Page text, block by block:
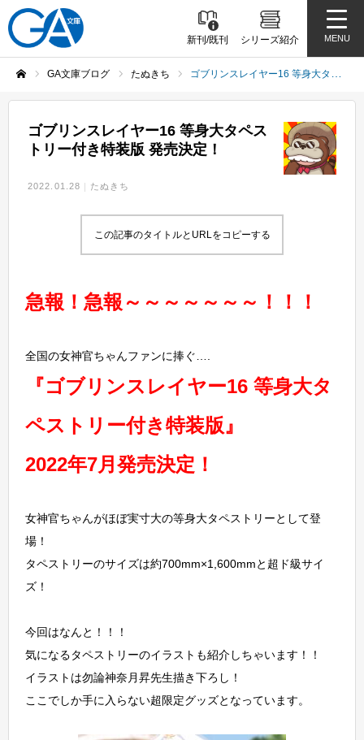
新刊/既刊 シリーズ紹介 MENU
GA文庫ブログ たぬきち ゴブリンスレイヤー16 等身大タペストリー付き特装版 発売決定！
ゴブリンスレイヤー16 等身大タペス
トリー付き特装版 発売決定！
2022.01.28 たぬきち
この記事のタイトルとURLをコピーする
急報！急報～～～～～～～！！！
全国の女神官ちゃんファンに捧ぐ….
『ゴブリンスレイヤー16 等身大タ
ペストリー付き特装版』
2022年7月発売決定！
女神官ちゃんがほぼ実寸大の等身大タペストリーとして登
場！
タペストリーのサイズは約700mm×1,600mmと超ド級サイ
ズ！
今回はなんと！！！
気になるタペストリーのイラストも紹介しちゃいます！！
イラストは勿論神奈月昇先生描き下ろし！
ここでしか手に入らない超限定グッズとなっています。